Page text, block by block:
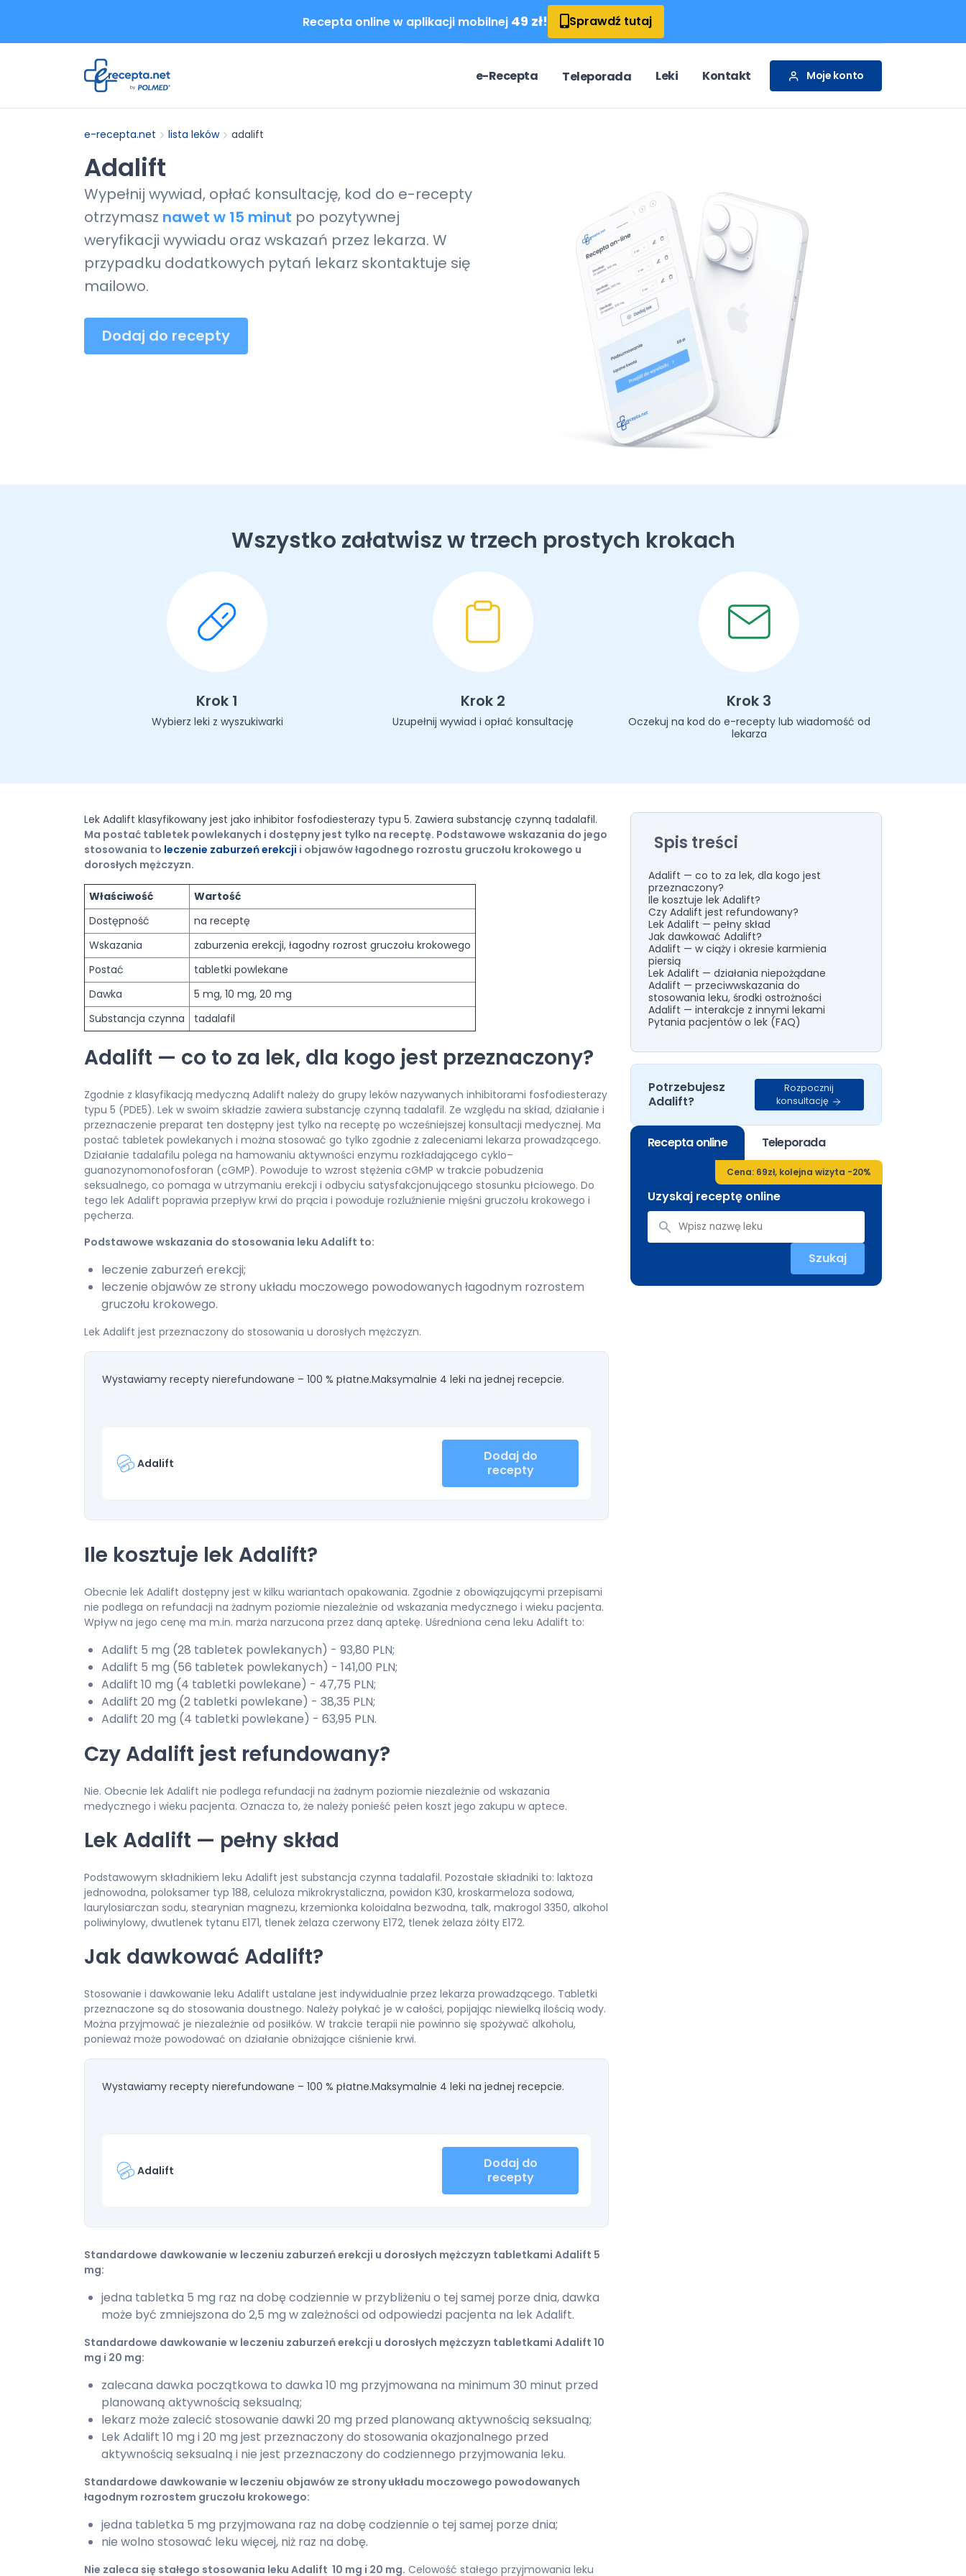
Recepta online w aplikacji mobilnej 49 zł! Sprawdź tutaj
e-Recepta Teleporada Leki Kontakt Moje konto
e-recepta.net lista leków adalift
Adalift
Wypełnij wywiad, opłać konsultację, kod do e-recepty
otrzymasz nawet w 15 minut po pozytywnej
weryfikacji wywiadu oraz wskazań przez lekarza. W
przypadku dodatkowych pytań lekarz skontaktuje się
mailowo.
Dodaj do recepty
Wszystko załatwisz w trzech prostych krokach
Krok 1
Wybierz leki z wyszukiwarki
Krok 2
Uzupełnij wywiad i opłać konsultację
Krok 3
Oczekuj na kod do e-recepty lub wiadomość od
lekarza
Lek Adalift klasyfikowany jest jako inhibitor fosfodiesterazy typu 5. Zawiera substancję czynną tadalafil.
Ma postać tabletek powlekanych i dostępny jest tylko na receptę. Podstawowe wskazania do jego
stosowania to leczenie zaburzeń erekcji i objawów łagodnego rozrostu gruczołu krokowego u
dorosłych mężczyzn.
Właściwość
Wartość
Dostępność
na receptę
Wskazania
zaburzenia erekcji, łagodny rozrost gruczołu krokowego
Postać
tabletki powlekane
Dawka
5 mg, 10 mg, 20 mg
Substancja czynna
tadalafil
Adalift — co to za lek, dla kogo jest przeznaczony?
Zgodnie z klasyfikacją medyczną Adalift należy do grupy leków nazywanych inhibitorami fosfodiesterazy
typu 5 (PDE5). Lek w swoim składzie zawiera substancję czynną tadalafil. Ze względu na skład, działanie i
przeznaczenie preparat ten dostępny jest tylko na receptę po wcześniejszej konsultacji medycznej. Ma
postać tabletek powlekanych i można stosować go tylko zgodnie z zaleceniami lekarza prowadzącego.
Działanie tadalafilu polega na hamowaniu aktywności enzymu rozkładającego cyklo–
guanozynomonofosforan (cGMP). Powoduje to wzrost stężenia cGMP w trakcie pobudzenia
seksualnego, co pomaga w utrzymaniu erekcji i odbyciu satysfakcjonującego stosunku płciowego. Do
tego lek Adalift poprawia przepływ krwi do prącia i powoduje rozluźnienie mięśni gruczołu krokowego i
pęcherza.
Podstawowe wskazania do stosowania leku Adalift to:
leczenie zaburzeń erekcji;
leczenie objawów ze strony układu moczowego powodowanych łagodnym rozrostem
gruczołu krokowego.
Lek Adalift jest przeznaczony do stosowania u dorosłych mężczyzn.
Wystawiamy recepty nierefundowane – 100 % płatne.Maksymalnie 4 leki na jednej recepcie.
Adalift
Dodaj do
recepty
Ile kosztuje lek Adalift?
Obecnie lek Adalift dostępny jest w kilku wariantach opakowania. Zgodnie z obowiązującymi przepisami
nie podlega on refundacji na żadnym poziomie niezależnie od wskazania medycznego i wieku pacjenta.
Wpływ na jego cenę ma m.in. marża narzucona przez daną aptekę. Uśredniona cena leku Adalift to:
Adalift 5 mg (28 tabletek powlekanych) - 93,80 PLN;
Adalift 5 mg (56 tabletek powlekanych) - 141,00 PLN;
Adalift 10 mg (4 tabletki powlekane) - 47,75 PLN;
Adalift 20 mg (2 tabletki powlekane) - 38,35 PLN;
Adalift 20 mg (4 tabletki powlekane) - 63,95 PLN.
Czy Adalift jest refundowany?
Nie. Obecnie lek Adalift nie podlega refundacji na żadnym poziomie niezależnie od wskazania
medycznego i wieku pacjenta. Oznacza to, że należy ponieść pełen koszt jego zakupu w aptece.
Lek Adalift — pełny skład
Podstawowym składnikiem leku Adalift jest substancja czynna tadalafil. Pozostałe składniki to: laktoza
jednowodna, poloksamer typ 188, celuloza mikrokrystaliczna, powidon K30, kroskarmeloza sodowa,
laurylosiarczan sodu, stearynian magnezu, krzemionka koloidalna bezwodna, talk, makrogol 3350, alkohol
poliwinylowy, dwutlenek tytanu E171, tlenek żelaza czerwony E172, tlenek żelaza żółty E172.
Jak dawkować Adalift?
Stosowanie i dawkowanie leku Adalift ustalane jest indywidualnie przez lekarza prowadzącego. Tabletki
przeznaczone są do stosowania doustnego. Należy połykać je w całości, popijając niewielką ilością wody.
Można przyjmować je niezależnie od posiłków. W trakcie terapii nie powinno się spożywać alkoholu,
ponieważ może powodować on działanie obniżające ciśnienie krwi.
Wystawiamy recepty nierefundowane – 100 % płatne.Maksymalnie 4 leki na jednej recepcie.
Adalift
Dodaj do
recepty
Standardowe dawkowanie w leczeniu zaburzeń erekcji u dorosłych mężczyzn tabletkami Adalift 5
mg:
jedna tabletka 5 mg raz na dobę codziennie w przybliżeniu o tej samej porze dnia, dawka
może być zmniejszona do 2,5 mg w zależności od odpowiedzi pacjenta na lek Adalift.
Standardowe dawkowanie w leczeniu zaburzeń erekcji u dorosłych mężczyzn tabletkami Adalift 10
mg i 20 mg:
zalecana dawka początkowa to dawka 10 mg przyjmowana na minimum 30 minut przed
planowaną aktywnością seksualną;
lekarz może zalecić stosowanie dawki 20 mg przed planowaną aktywnością seksualną;
Lek Adalift 10 mg i 20 mg jest przeznaczony do stosowania okazjonalnego przed
aktywnością seksualną i nie jest przeznaczony do codziennego przyjmowania leku.
Standardowe dawkowanie w leczeniu objawów ze strony układu moczowego powodowanych
łagodnym rozrostem gruczołu krokowego:
jedna tabletka 5 mg przyjmowana raz na dobę codziennie o tej samej porze dnia;
nie wolno stosować leku więcej, niż raz na dobę.
Nie zaleca się stałego stosowania leku Adalift 10 mg i 20 mg. Celowość stałego przyjmowania leku
Spis treści
Adalift — co to za lek, dla kogo jest
przeznaczony?
Ile kosztuje lek Adalift?
Czy Adalift jest refundowany?
Lek Adalift — pełny skład
Jak dawkować Adalift?
Adalift — w ciąży i okresie karmienia
piersią
Lek Adalift — działania niepożądane
Adalift — przeciwwskazania do
stosowania leku, środki ostrożności
Adalift — interakcje z innymi lekami
Pytania pacjentów o lek (FAQ)
Potrzebujesz
Adalift?
Rozpocznij
konsultację
Recepta online Teleporada
Cena: 69zł, kolejna wizyta -20%
Uzyskaj receptę online
Szukaj